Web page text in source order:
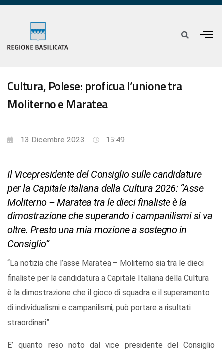
Cultura, Polese: proficua l’unione tra
Moliterno e Maratea
13 Dicembre 2023 15:49
Il Vicepresidente del Consiglio sulle candidature
per la Capitale italiana della Cultura 2026: “Asse
Moliterno – Maratea tra le dieci finaliste è la
dimostrazione che superando i campanilismi si va
oltre. Presto una mia mozione a sostegno in
Consiglio”
“La notizia che l’asse Maratea – Moliterno sia tra le dieci
finaliste per la candidatura a Capitale Italiana della Cultura
è la dimostrazione che il gioco di squadra e il superamento
di individualismi e campanilismi, può portare a risultati
straordinari”.
E’ quanto reso noto dal vice presidente del Consiglio